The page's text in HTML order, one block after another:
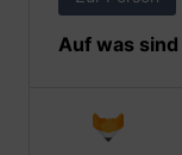
Auf was